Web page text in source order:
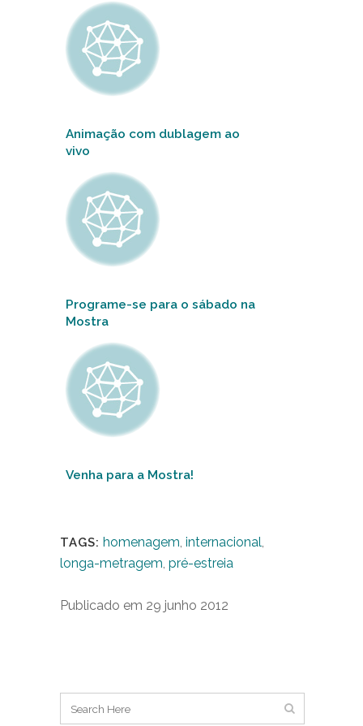
Animação com dublagem ao
vivo
Programe-se para o sábado na
Mostra
Venha para a Mostra!
TAGS: homenagem, internacional,
longa-metragem, pré-estreia
Publicado em 29 junho 2012